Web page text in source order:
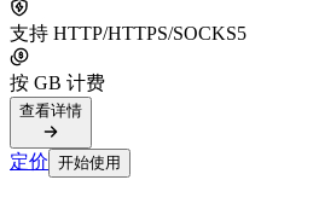
支持 HTTP/HTTPS/SOCKS5
按 GB 计费
查看详情
定价 开始使用